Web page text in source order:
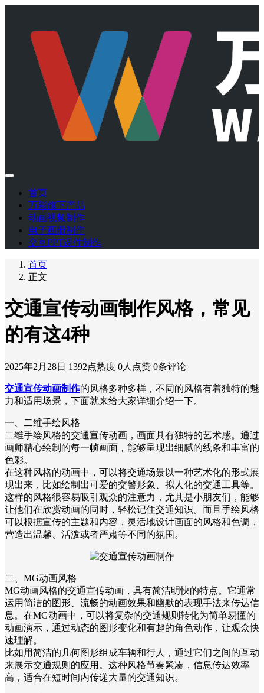
首页
万彩旗下产品
动画视频制作
电子画册制作
交互PPT课件制作
首页
正文
交通宣传动画制作风格，常见
的有这4种
2025年2月28日 1392点热度 0人点赞 0条评论
交通宣传动画制作的风格多种多样，不同的风格有着独特的魅
力和适用场景，下面就来给大家详细介绍一下。
一、二维手绘风格
二维手绘风格的交通宣传动画，画面具有独特的艺术感。通过
画师精心绘制的每一帧画面，能够呈现出细腻的线条和丰富的
色彩。
在这种风格的动画中，可以将交通场景以一种艺术化的形式展
现出来，比如绘制出可爱的交警形象、拟人化的交通工具等。
这样的风格很容易吸引观众的注意力，尤其是小朋友们，能够
让他们在欣赏动画的同时，轻松记住交通知识。而且手绘风格
可以根据宣传的主题和内容，灵活地设计画面的风格和色调，
营造出温馨、活泼或者严肃等不同的氛围。
二、MG动画风格
MG动画风格的交通宣传动画，具有简洁明快的特点。它通常
运用简洁的图形、流畅的动画效果和幽默的表现手法来传达信
息。在MG动画中，可以将复杂的交通规则转化为简单易懂的
动画演示，通过动态的图形变化和有趣的角色动作，让观众快
速理解。
比如用简洁的几何图形组成车辆和行人，通过它们之间的互动
来展示交通规则的应用。这种风格节奏紧凑，信息传达效率
高，适合在短时间内传递大量的交通知识。